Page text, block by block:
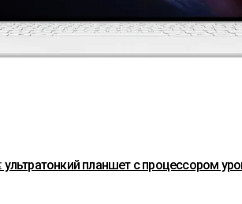
ультратонкий планшет с процессором